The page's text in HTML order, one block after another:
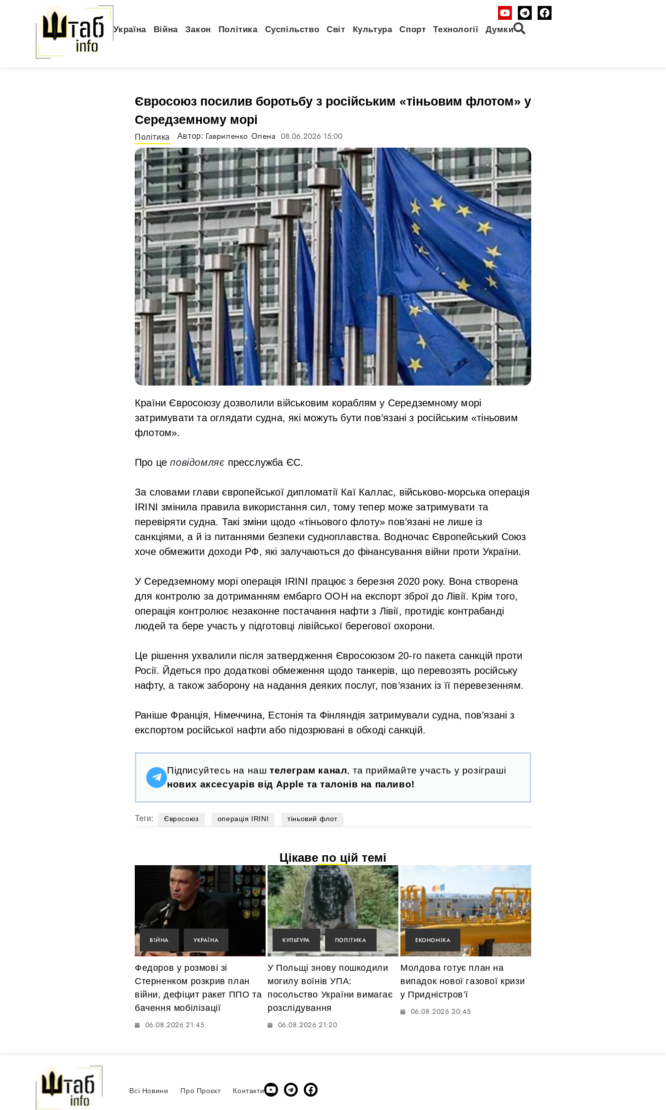
Україна Війна Закон Політика Суспільство Світ Культура Спорт Технології Думки
Євросоюз посилив боротьбу з російським «тіньовим флотом» у
Середземному морі
Політика Автор: Гавриленко Олена 08.06.2026 15:00
Країни Євросоюзу дозволили військовим кораблям у Середземному морі
затримувати та оглядати судна, які можуть бути пов’язані з російським «тіньовим
флотом».
Про цеповідомляє пресслужба ЄС.
За словами глави європейської дипломатії Каї Каллас, військово-морська операція
IRINI змінила правила використання сил, тому тепер може затримувати та
перевіряти судна. Такі зміни щодо «тіньового флоту» пов’язані не лише із
санкціями, а й із питаннями безпеки судноплавства. Водночас Європейський Союз
хоче обмежити доходи РФ, які залучаються до фінансування війни проти України.
У Середземному морі операція IRINI працює з березня 2020 року. Вона створена
для контролю за дотриманням ембарго ООН на експорт зброї до Лівії. Крім того,
операція контролює незаконне постачання нафти з Лівії, протидіє контрабанді
людей та бере участь у підготовці лівійської берегової охорони.
Це рішення ухвалили після затвердження Євросоюзом 20-го пакета санкцій проти
Росії. Йдеться про додаткові обмеження щодо танкерів, що перевозять російську
нафту, а також заборону на надання деяких послуг, пов’язаних із її перевезенням.
Раніше Франція, Німеччина, Естонія та Фінляндія затримували судна, пов’язані з
експортом російської нафти або підозрювані в обході санкцій.
Підписуйтесь на наш телеграм канал, та приймайте участь у розіграші
нових аксесуарів від Apple та талонів на паливо!
Теги: Євросоюз операція IRINI тіньовий флот
Цікаве по цій темі
ВІЙНА УКРАЇНА
Федоров у розмові зі
Стерненком розкрив план
війни, дефіцит ракет ППО та
бачення мобілізації
06.08.2026 21:45
КУЛЬТУРА ПОЛІТИКА
У Польщі знову пошкодили
могилу воїнів УПА:
посольство України вимагає
розслідування
06.08.2026 21:20
ЕКОНОМІКА
Молдова готує план на
випадок нової газової кризи
у Придністров’ї
06.08.2026 20:45
Всі Новини Про Проєкт Контакти